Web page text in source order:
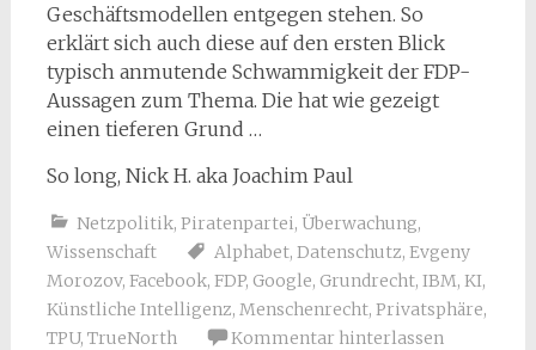
Geschäftsmodellen entgegen stehen. So
erklärt sich auch diese auf den ersten Blick
typisch anmutende Schwammigkeit der FDP-
Aussagen zum Thema. Die hat wie gezeigt
einen tieferen Grund …
So long, Nick H. aka Joachim Paul
Netzpolitik, Piratenpartei, Überwachung,
Wissenschaft
Alphabet, Datenschutz, Evgeny
Morozov, Facebook, FDP, Google, Grundrecht, IBM, KI,
Künstliche Intelligenz, Menschenrecht, Privatsphäre,
TPU, TrueNorth Kommentar hinterlassen